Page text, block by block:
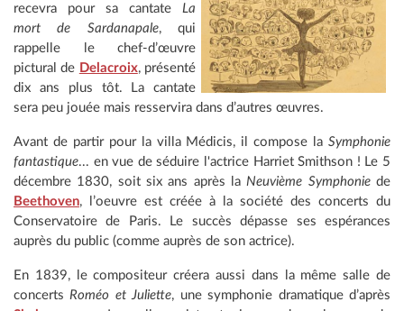
recevra pour sa cantate La
mort de Sardanapale, qui
rappelle le chef-d’œuvre
pictural de Delacroix, présenté
dix ans plus tôt. La cantate
sera peu jouée mais resservira dans d’autres œuvres.
Avant de partir pour la villa Médicis, il compose la Symphonie
fantastique... en vue de séduire l'actrice Harriet Smithson ! Le 5
décembre 1830, soit six ans après la Neuvième Symphoniede
Beethoven, l’oeuvre est créée à la société des concerts du
Conservatoire de Paris. Le succès dépasse ses espérances
auprès du public (comme auprès de son actrice).
En 1839, le compositeur créera aussi dans la même salle de
concerts Roméo et Juliette, une symphonie dramatique d’après